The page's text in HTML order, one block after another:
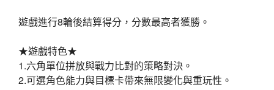
遊戲進行8輪後結算得分，分數最高者獲勝。
★遊戲特色★
1.六角單位拼放與戰力比對的策略對決。
2.可選角色能力與目標卡帶來無限變化與重玩性。